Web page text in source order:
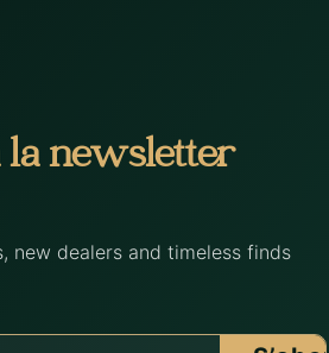
la newsletter
new dealers and timeless finds